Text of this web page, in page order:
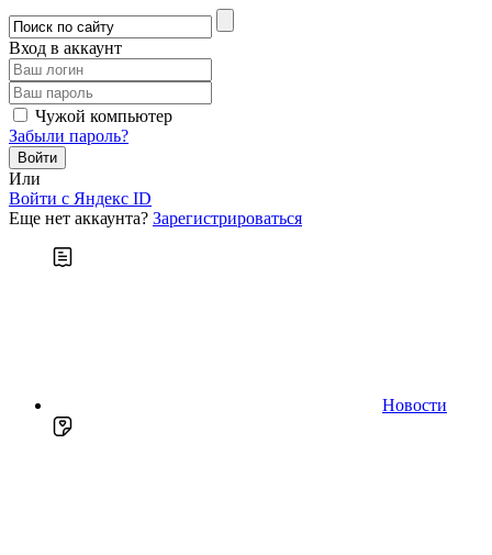
Вход в аккаунт
Чужой компьютер
Забыли пароль?
Или
Войти c Яндекс ID
Еще нет аккаунта? Зарегистрироваться
Новости